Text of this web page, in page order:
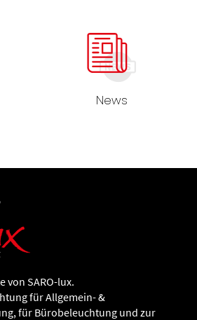
News
von SARO-lux.
für Allgemein- &
für Büro­beleuchtung und zur